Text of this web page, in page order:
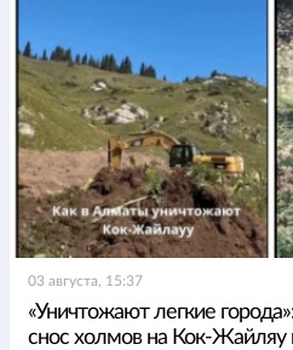
03 августа, 15:37
«Уничтожают легкие
снос холмов на Кок-Жайляу